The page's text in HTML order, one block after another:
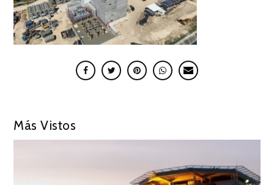
Más Vistos